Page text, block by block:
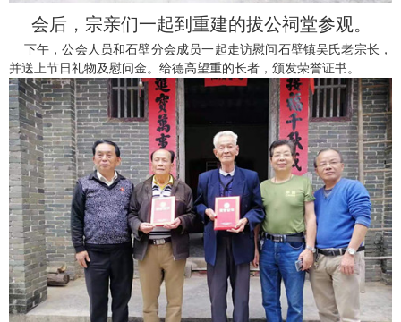
会后，宗亲们一起到重建的拔公祠堂参观。
下午，公会人员和石壁分会成员一起走访慰问石壁镇吴氏老宗长，
并送上节日礼物及慰问金。给德高望重的长者，颁发荣誉证书。